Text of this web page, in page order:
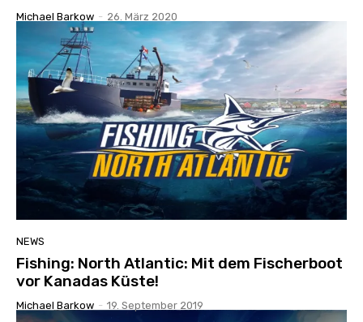
Michael Barkow - 26. März 2020
NEWS
Fishing: North Atlantic: Mit dem Fischerboot
vor Kanadas Küste!
Michael Barkow - 19. September 2019